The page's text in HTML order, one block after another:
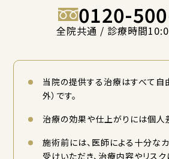
0120-
全院共通 / 診療時間
当院の提供する治療はすべて自
外）です。
治療の効果や仕上がりには個人
施術前には、医師による十分な
受けいただき、治療内容やリス